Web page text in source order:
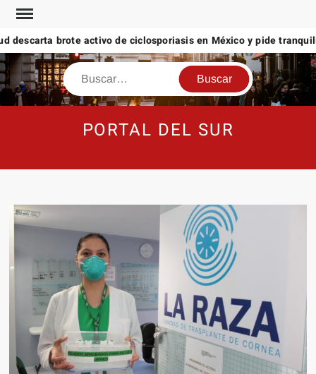
Saltar
contenidobrote activo de ciclosporiasis en México y pide
Buscar
PORTAL DEL SUR